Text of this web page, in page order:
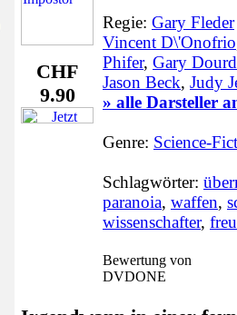
CHF
9.90
Regie: Gary Fleder
Vincent D\'Onofrio
Phifer, Gary
Jason Beck, Judy
» alle Darsteller
Genre: Science-
Schlagwörter:
paranoia, waffen,
wissenschafter,
Bewertung von
DVDONE